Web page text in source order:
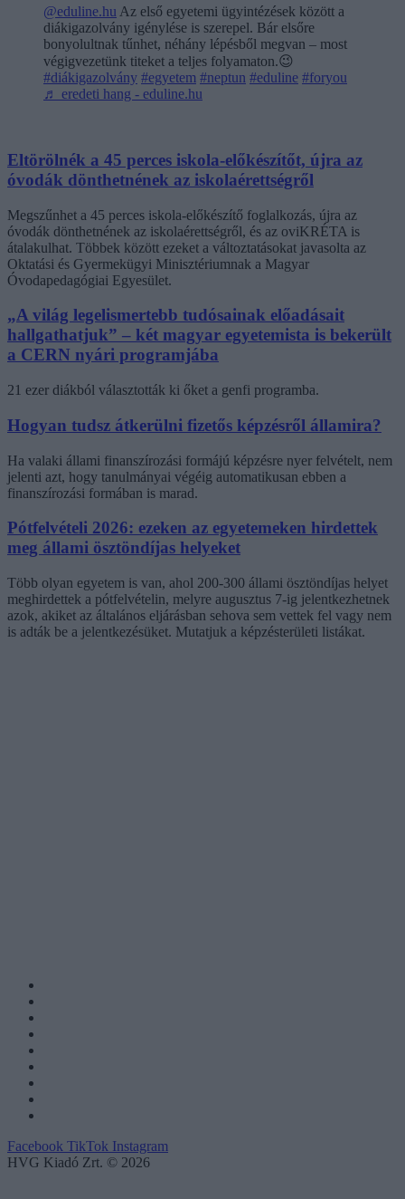
@eduline.hu Az első egyetemi ügyintézések között a
diákigazolvány igénylése is szerepel. Bár elsőre
bonyolultnak tűnhet, néhány lépésből megvan – most
végigvezetünk titeket a teljes folyamaton.😉
#diákigazolvány #egyetem #neptun #eduline #foryou
♬ eredeti hang - eduline.hu
Eltörölnék a 45 perces iskola-előkészítőt, újra az
óvodák dönthetnének az iskolaérettségről
Megszűnhet a 45 perces iskola-előkészítő foglalkozás, újra az
óvodák dönthetnének az iskolaérettségről, és az oviKRÉTA is
átalakulhat. Többek között ezeket a változtatásokat javasolta az
Oktatási és Gyermekügyi Minisztériumnak a Magyar
Óvodapedagógiai Egyesület.
„A világ legelismertebb tudósainak előadásait
hallgathatjuk” – két magyar egyetemista is bekerült
a CERN nyári programjába
21 ezer diákból választották ki őket a genfi programba.
Hogyan tudsz átkerülni fizetős képzésről államira?
Ha valaki állami finanszírozási formájú képzésre nyer felvételt, nem
jelenti azt, hogy tanulmányai végéig automatikusan ebben a
finanszírozási formában is marad.
Pótfelvételi 2026: ezeken az egyetemeken hirdettek
meg állami ösztöndíjas helyeket
Több olyan egyetem is van, ahol 200-300 állami ösztöndíjas helyet
meghirdettek a pótfelvételin, melyre augusztus 7-ig jelentkezhetnek
azok, akiket az általános eljárásban sehova sem vettek fel vagy nem
is adták be a jelentkezésüket. Mutatjuk a képzésterületi listákat.
Facebook TikTok Instagram
HVG Kiadó Zrt. © 2026